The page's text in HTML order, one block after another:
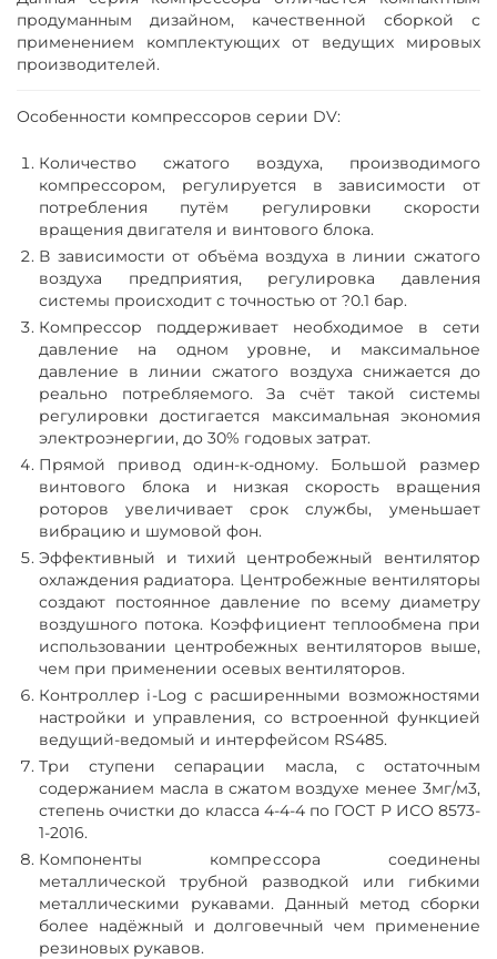
продуманным дизайном, качественной сборкой с
применением комплектующих от ведущих мировых
производителей.
Особенности компрессоров серии DV:
Количество сжатого воздуха, производимого
компрессором, регулируется в зависимости от
потребления путём регулировки скорости
вращения двигателя и винтового блока.
В зависимости от объёма воздуха в линии сжатого
воздуха предприятия, регулировка давления
системы происходит с точностью от ?0.1 бар.
Компрессор поддерживает необходимое в сети
давление на одном уровне, и максимальное
давление в линии сжатого воздуха снижается до
реально потребляемого. За счёт такой системы
регулировки достигается максимальная экономия
электроэнергии, до 30% годовых затрат.
Прямой привод один-к-одному. Большой размер
винтового блока и низкая скорость вращения
роторов увеличивает срок службы, уменьшает
вибрацию и шумовой фон.
Эффективный и тихий центробежный вентилятор
охлаждения радиатора. Центробежные вентиляторы
создают постоянное давление по всему диаметру
воздушного потока. Коэффициент теплообмена при
использовании центробежных вентиляторов выше,
чем при применении осевых вентиляторов.
Контроллер i-Log с расширенными возможностями
настройки и управления, со встроенной функцией
ведущий-ведомый и интерфейсом RS485.
Три ступени сепарации масла, с остаточным
содержанием масла в сжатом воздухе менее 3мг/м3,
степень очистки до класса 4-4-4 по ГОСТ Р ИСО 8573-
1-2016.
Компоненты компрессора соединены
металлической трубной разводкой или гибкими
металлическими рукавами. Данный метод сборки
более надёжный и долговечный чем применение
резиновых рукавов.